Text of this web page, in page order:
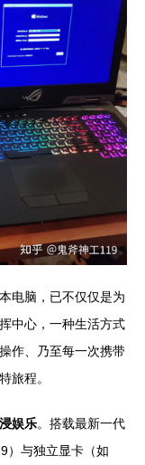
电脑，已不仅仅是为
中心，一种生活方式
作、乃至每一次携带
旅程。
娱乐。搭载最新一代
）与独立显卡（如